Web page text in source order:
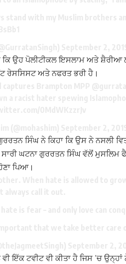
ਕਿ ਉਹ ਪੋਲੀਟੀਕਲ ਇਸਲਾਮ ਅਤੇ
ਰੇਸਸਿਸਟ ਅਤੇ ਨਫਰਤ ਭਰੀ ਹੈ।
ਸਿੰਘ ਨੇ ਕਿਹਾ ਕਿ ਉਸ ਨੇ ਨਸਲੀ
ਘਟਨਾ ਗੁਰਰਤਨ ਸਿੰਘ ਵੱਲੋਂ ਮੁਸਲਿਮ
ਪਿਆ।
ਇੱਕ ਟਵੀਟ ਵੀ ਕੀਤਾ ਹੈ ਜਿਸ ‘ਚ